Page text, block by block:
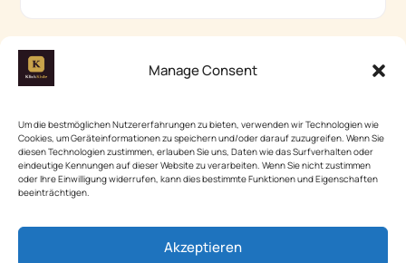
Manage Consent
Um die bestmöglichen Nutzererfahrungen zu bieten, verwenden wir Technologien wie
Cookies, um Geräteinformationen zu speichern und/oder darauf zuzugreifen. Wenn Sie
diesen Technologien zustimmen, erlauben Sie uns, Daten wie das Surfverhalten oder
eindeutige Kennungen auf dieser Website zu verarbeiten. Wenn Sie nicht zustimmen
oder Ihre Einwilligung widerrufen, kann dies bestimmte Funktionen und Eigenschaften
beeinträchtigen.
Akzeptieren
Mehr aus unserem Netzwerk
Ordnung & Aufbewahrung